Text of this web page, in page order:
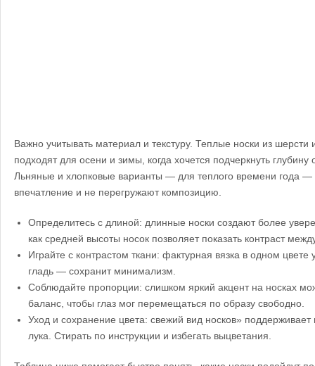
Важно учитывать материал и текстуру. Теплые носки из
подходят для осени и зимы, когда хочется подчеркнуть глубину
Льняные и хлопковые варианты — для теплого времени года —
впечатление и не перегружают композицию.
Определитесь с длиной: длинные носки создают более
как средней высоты носок позволяет показать контраст
Играйте с контрастом ткани: фактурная вязка в одном цвете
гладь — сохранит минимализм.
Соблюдайте пропорции: слишком яркий акцент на носках
баланс, чтобы глаз мог перемещаться по образу свободно.
Уход и сохранение цвета: свежий вид носков» поддерживает
лука. Стирать по инструкции и избегать выцветания.